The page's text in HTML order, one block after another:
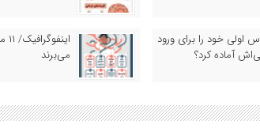
اولی خود را برای ورود
آماده کرد؟
می‌برند